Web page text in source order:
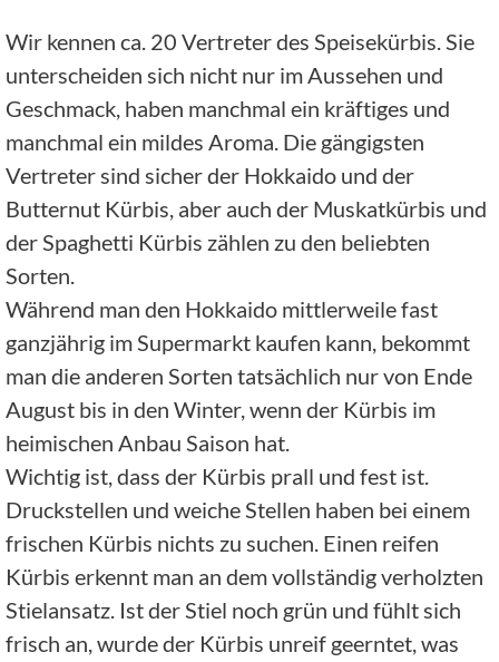
Wir kennen ca. 20 Vertreter des Speisekürbis. Sie
unterscheiden sich nicht nur im Aussehen und
Geschmack, haben manchmal ein kräftiges und
manchmal ein mildes Aroma. Die gängigsten
Vertreter sind sicher der Hokkaido und der
Butternut Kürbis, aber auch der Muskatkürbis und
der Spaghetti Kürbis zählen zu den beliebten
Sorten.
Während man den Hokkaido mittlerweile fast
ganzjährig im Supermarkt kaufen kann, bekommt
man die anderen Sorten tatsächlich nur von Ende
August bis in den Winter, wenn der Kürbis im
heimischen Anbau Saison hat.
Wichtig ist, dass der Kürbis prall und fest ist.
Druckstellen und weiche Stellen haben bei einem
frischen Kürbis nichts zu suchen. Einen reifen
Kürbis erkennt man an dem vollständig verholzten
Stielansatz. Ist der Stiel noch grün und fühlt sich
frisch an, wurde der Kürbis unreif geerntet, was